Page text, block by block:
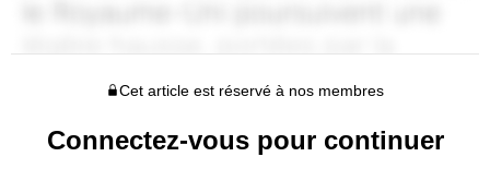
Cet article est réservé à nos membres
Connectez-vous pour continuer